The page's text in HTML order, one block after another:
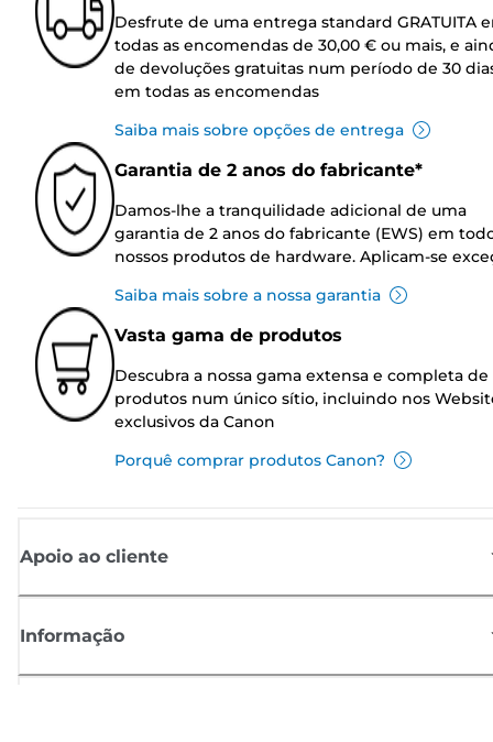
Desfrute de uma entrega standard GRATUITA
todas as encomendas de 30,00 € ou mais, e
de devoluções gratuitas num período de 30
em todas as encomendas
Saiba mais sobre opções de entrega
Garantia de 2 anos do fabricante*
Damos-lhe a tranquilidade adicional de uma
garantia de 2 anos do fabricante (EWS) em
nossos produtos de hardware. Aplicam-se
Saiba mais sobre a nossa garantia
Vasta gama de produtos
Descubra a nossa gama extensa e completa de
produtos num único sítio, incluindo nos
exclusivos da Canon
Porquê comprar produtos Canon?
Apoio ao cliente
Informação